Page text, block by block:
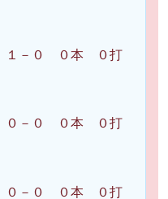
０ ０本 ０打
０ ０本 ０打
０本 ０打